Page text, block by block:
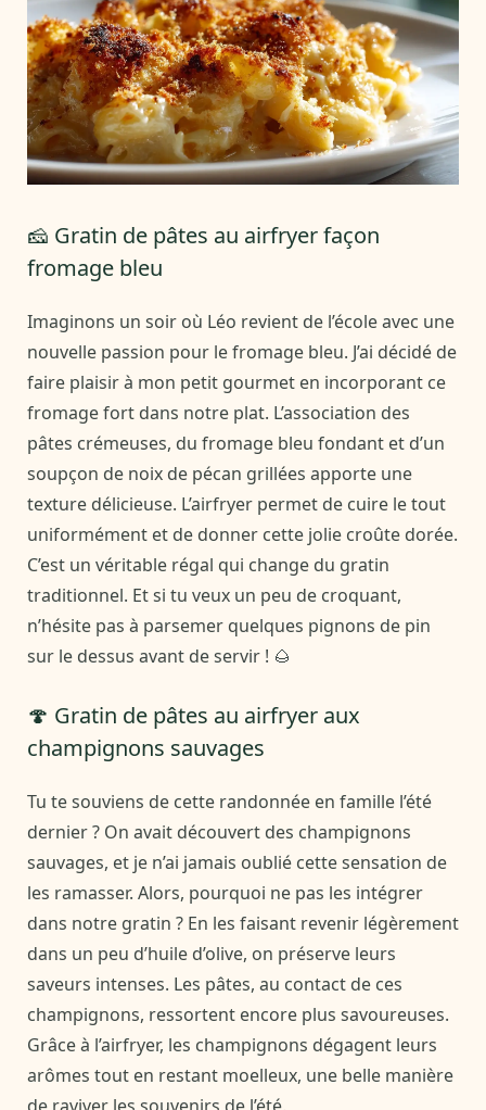
🧀 Gratin de pâtes au airfryer façon
fromage bleu
Imaginons un soir où Léo revient de l’école avec une
nouvelle passion pour le fromage bleu. J’ai décidé de
faire plaisir à mon petit gourmet en incorporant ce
fromage fort dans notre plat. L’association des
pâtes crémeuses, du fromage bleu fondant et d’un
soupçon de noix de pécan grillées apporte une
texture délicieuse. L’airfryer permet de cuire le tout
uniformément et de donner cette jolie croûte dorée.
C’est un véritable régal qui change du gratin
traditionnel. Et si tu veux un peu de croquant,
n’hésite pas à parsemer quelques pignons de pin
sur le dessus avant de servir ! 🌰
🍄 Gratin de pâtes au airfryer aux
champignons sauvages
Tu te souviens de cette randonnée en famille l’été
dernier ? On avait découvert des champignons
sauvages, et je n’ai jamais oublié cette sensation de
les ramasser. Alors, pourquoi ne pas les intégrer
dans notre gratin ? En les faisant revenir légèrement
dans un peu d’huile d’olive, on préserve leurs
saveurs intenses. Les pâtes, au contact de ces
champignons, ressortent encore plus savoureuses.
Grâce à l’airfryer, les champignons dégagent leurs
arômes tout en restant moelleux, une belle manière